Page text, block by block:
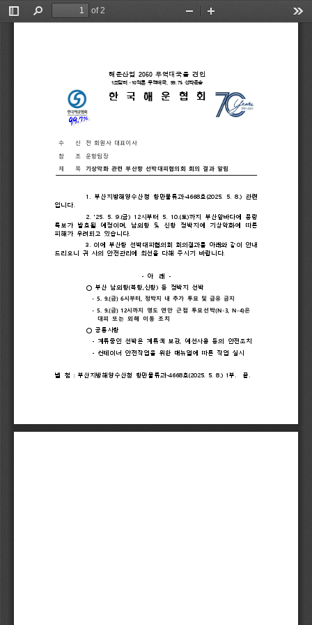
Toggle
Find
of 2
Zoom
수 신 전 회원사 대표이사
참  조 운항팀장
제  목 기상악화 관련 부산항 선박대피협의회 회의 결과 알림
1. 부산지방해양수산청 항만물류과-4668호 (2025. 5. 8.)
관련
입니다.
2.
‘25. 5. 9.(금 ) 12시부터 5. 10.(토)까지 부산앞바다에
풍랑
특보가
발효될 예정이며 남외항 및 신항 정박지에 기상악화에
따른
피해가
우려되고 있습니다.
3.
이에 부산항 선박대피협의회 회의결과를 아래와 같이
안내
드리오니
귀 사의 안전관리에 최선을 다해 주시기 바랍니다.
아 래
○
부산 남외항( 북항 신항) 등 정박지
선박
5 9.(금) 6 시부터 정박지 내 추가 투묘 및 급유 금지
5 9.(금) 12 시까지 영도 연안 근접 투묘선박(N-3, N-4) 은
대피
또는 외해 이동
조치
○ 공통사항
계류중인 선박은 계류색 보강 예선사용 등의
안전조치
컨테이너 안전작업을 위한 매뉴얼에 따른 작업 실시
별 첨 : 부산지방해양수산청 항만물류과-4668호 (2025. 5. 8.) 1 부 끝
해운산업 2050 무역대국을 견인
1조달러ᆞ10억톤 무역대국, 99.7% 선박운송
한 국 해 운 협 회